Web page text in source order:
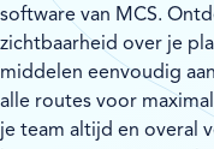
software van MCS.
zichtbaarheid over je
middelen eenvoudig
alle routes voor
je team altijd en overal